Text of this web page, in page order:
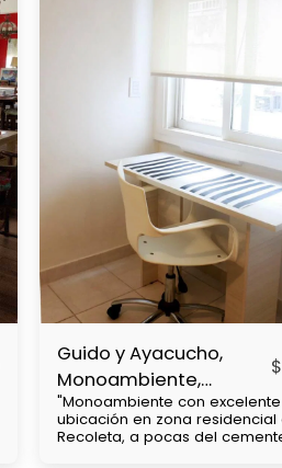
Guido y Ayacucho,
Monoambiente,
Recoleta
$
"Monoambiente con excelente
ubicación en zona residencial
Recoleta, a pocas del